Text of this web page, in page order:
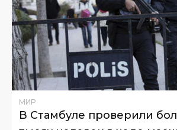
МИР
В Стамбуле проверили